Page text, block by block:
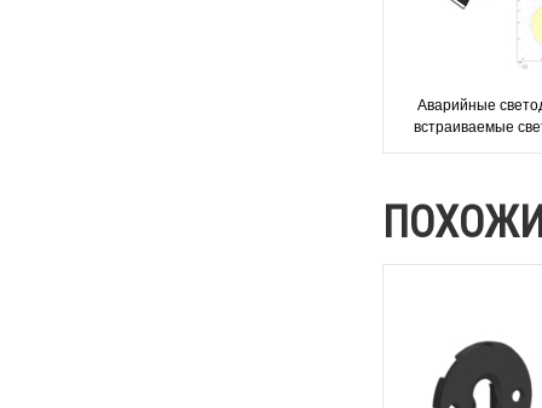
Аварийные
встраиваемые
черного цвета